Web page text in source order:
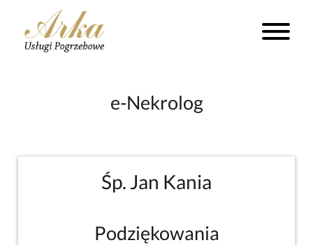
e-Nekrolog
Śp. Jan Kania
Podziękowania